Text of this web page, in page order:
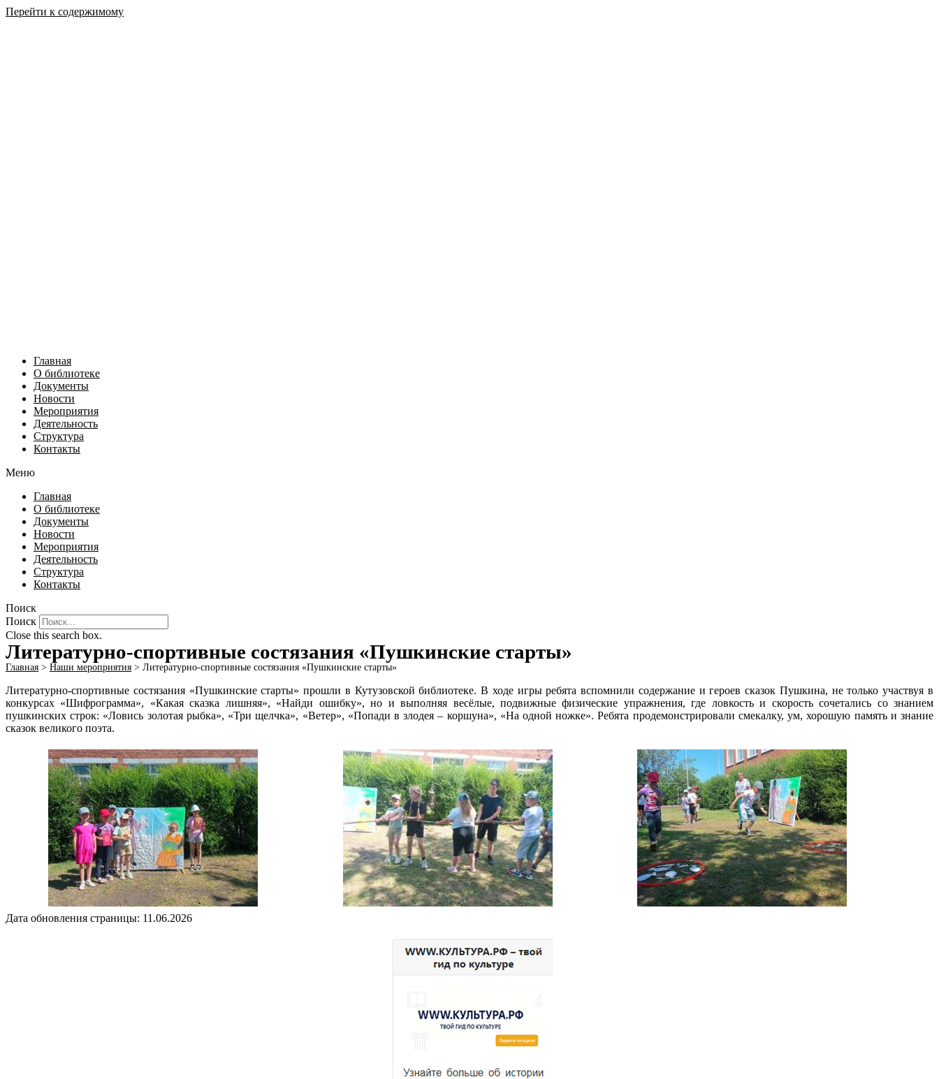
Перейти к содержимому
Главная
О библиотеке
Документы
Новости
Мероприятия
Деятельность
Структура
Контакты
Меню
Главная
О библиотеке
Документы
Новости
Мероприятия
Деятельность
Структура
Контакты
Поиск
Поиск
Close this search box.
Литературно-спортивные состязания «Пушкинские старты»
Главная > Наши мероприятия > Литературно-спортивные состязания «Пушкинские старты»
Литературно-спортивные состязания «Пушкинские старты» прошли в Кутузовской библиотеке. В ходе игры ребята вспомнили содержание и героев сказок Пушкина, не только участвуя в
конкурсах «Шифрограмма», «Какая сказка лишняя», «Найди ошибку», но и выполняя весёлые, подвижные физические упражнения, где ловкость и скорость сочетались со знанием
пушкинских строк: «Ловись золотая рыбка», «Три щелчка», «Ветер», «Попади в злодея – коршуна», «На одной ножке». Ребята продемонстрировали смекалку, ум, хорошую память и знание
сказок великого поэта.
Дата обновления страницы: 11.06.2026